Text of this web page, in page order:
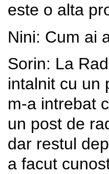
este o alta
Nini: Cum ai
Sorin: La
intalnit cu un
m-a intrebat
un post de
dar restul
a facut